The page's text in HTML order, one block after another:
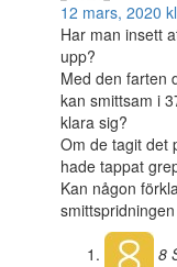
12 mars, 2020
Har man insett
upp?
Med den farten
kan smittsam i
klara sig?
Om de tagit det
hade tappat
Kan någon
8